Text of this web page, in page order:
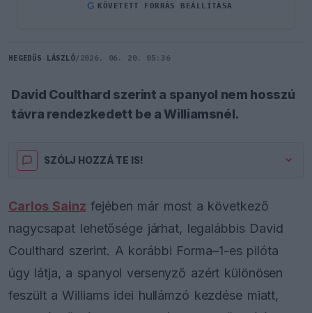
G KÖVETETT FORRÁS BEÁLLÍTÁSA
HEGEDŰS LÁSZLÓ/ 2026. 06. 20. 05:36
David Coulthard szerint a spanyol nem hosszú
távra rendezkedett be a Williamsnél.
SZÓLJ HOZZÁ TE IS!
Carlos Sainz fejében már most a következő
nagycsapat lehetősége járhat, legalábbis David
Coulthard szerint. A korábbi Forma–1-es pilóta
úgy látja, a spanyol versenyző azért különösen
feszült a Williams idei hullámzó kezdése miatt,